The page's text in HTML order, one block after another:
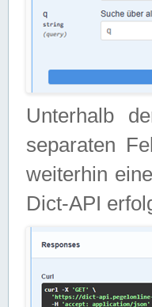
Unterhalb
separaten
weiterhin
Dict-API